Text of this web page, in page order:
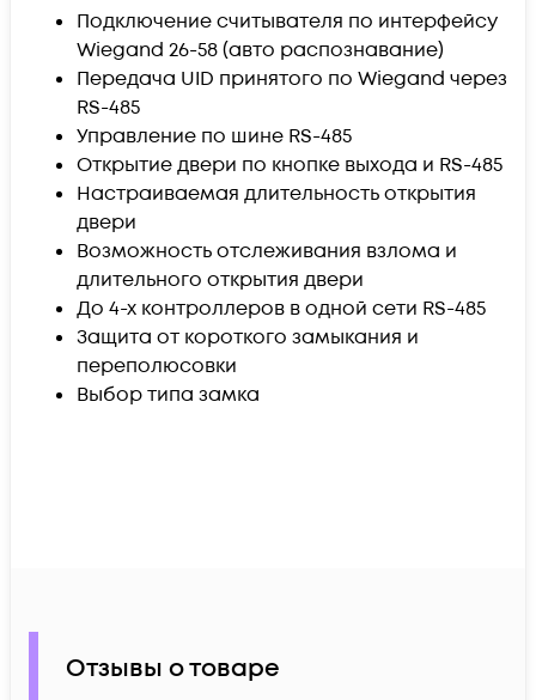
Подключение считывателя по интерфейсу
Wiegand 26-58 (авто распознавание)
Передача UID принятого по Wiegand через
RS-485
Управление по шине RS-485
Открытие двери по кнопке выхода и RS-485
Настраиваемая длительность открытия
двери
Возможность отслеживания взлома и
длительного открытия двери
До 4-х контроллеров в одной сети RS-485
Защита от короткого замыкания и
переполюсовки
Выбор типа замка
Отзывы о товаре